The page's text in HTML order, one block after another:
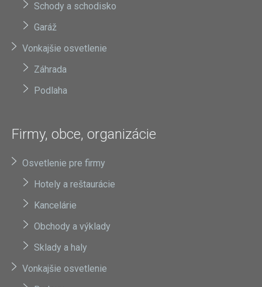
Schody a schodisko
Garáž
Vonkajšie osvetlenie
Záhrada
Podlaha
Firmy, obce, organizácie
Osvetlenie pre firmy
Hotely a reštaurácie
Kancelárie
Obchody a výklady
Sklady a haly
Vonkajšie osvetlenie